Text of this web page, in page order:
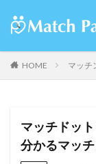
HOME マッチ
マッチドッ
分かるマッ